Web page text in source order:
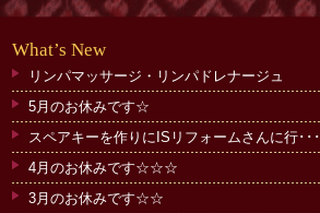
What’s New
リンパマッサージ・リンパドレナージュ
5月のお休みです☆
スペアキーを作りにISリフォームさんに行･･･
4月のお休みです☆☆☆
3月のお休みです☆☆